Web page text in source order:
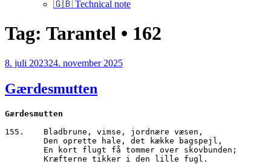
🇬🇧 Technical note
Tag: Tarantel • 162
Udgivet
8. juli 202324. november 2025
Gærdesmutten
Gærdesmutten
155.	Bladbrune, vimse, jordnære væsen,
        Den oprette hale, det kække bagspejl,
        En kort flugt få tommer over skovbunden;
        Kræfterne tikker i den lille fugl.